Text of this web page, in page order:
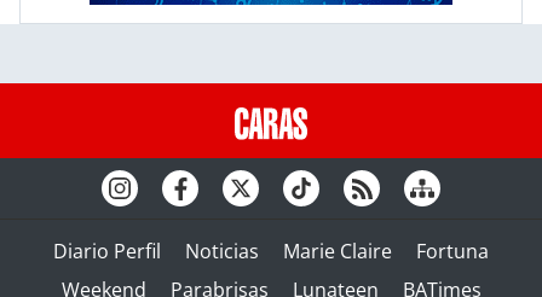
Diario Perfil Noticias Marie Claire
Fortuna
Weekend
Parabrisas Lunateen BATimes